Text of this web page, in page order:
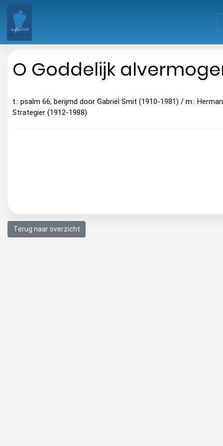
O Goddelijk
t.: psalm 66, berijmd door Gabriël Smit (1910-1981) / m.: Herman
Strategier (1912-1988)
Terug naar overzicht